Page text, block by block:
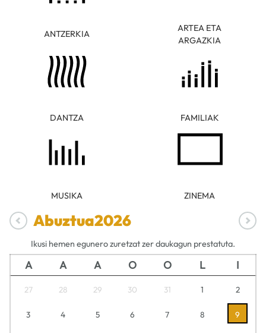
ANTZERKIA
ARTEA ETA
ARGAZKIA
DANTZA FAMILIAK
MUSIKA ZINEMA
Abuztua2026
Ikusi hemen egunero zuretzat zer daukagun prestatuta.
A A A O O L I
27 28 29 30 31 1 2
3 4 5 6 7 8 9